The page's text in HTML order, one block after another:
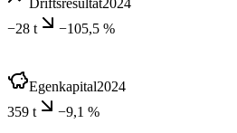
−28 t
−105,5 %
Egenkapital2024
359 t
−9,1 %